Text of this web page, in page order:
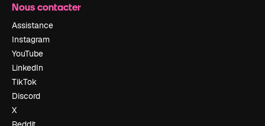
Nous contacter
Assistance
Instagram
YouTube
LinkedIn
TikTok
Discord
X